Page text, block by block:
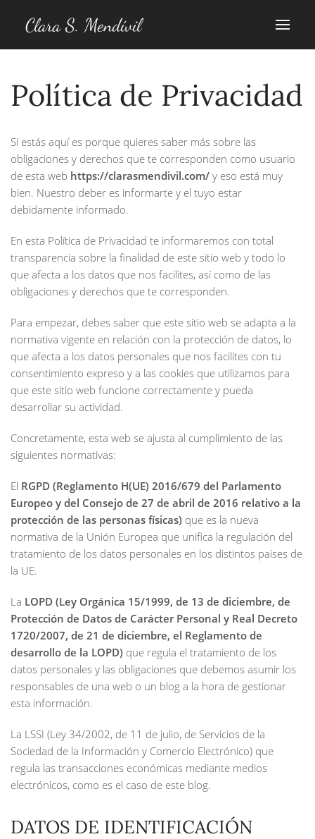
Clara S. Mendívil
Política de Privacidad
Si estás aquí es porque quieres saber más sobre las
obligaciones y derechos que te corresponden como usuario
de esta web https://clarasmendivil.com/ y eso está muy
bien. Nuestro deber es informarte y el tuyo estar
debidamente informado.
En esta Política de Privacidad te informaremos con total
transparencia sobre la finalidad de este sitio web y todo lo
que afecta a los datos que nos facilites, así como de las
obligaciones y derechos que te corresponden.
Para empezar, debes saber que este sitio web se adapta a la
normativa vigente en relación con la protección de datos, lo
que afecta a los datos personales que nos facilites con tu
consentimiento expreso y a las cookies que utilizamos para
que este sitio web funcione correctamente y pueda
desarrollar su actividad.
Concretamente, esta web se ajusta al cumplimiento de las
siguientes normativas:
El RGPD (Reglamento H(UE) 2016/679 del Parlamento
Europeo y del Consejo de 27 de abril de 2016 relativo a la
protección de las personas físicas) que es la nueva
normativa de la Unión Europea que unifica la regulación del
tratamiento de los datos personales en los distintos países de
la UE.
La LOPD (Ley Orgánica 15/1999, de 13 de diciembre, de
Protección de Datos de Carácter Personal y Real Decreto
1720/2007, de 21 de diciembre, el Reglamento de
desarrollo de la LOPD) que regula el tratamiento de los
datos personales y las obligaciones que debemos asumir los
responsables de una web o un blog a la hora de gestionar
esta información.
La LSSI (Ley 34/2002, de 11 de julio, de Servicios de la
Sociedad de la Información y Comercio Electrónico) que
regula las transacciones económicas mediante medios
electrónicos, como es el caso de este blog.
DATOS DE IDENTIFICACIÓN